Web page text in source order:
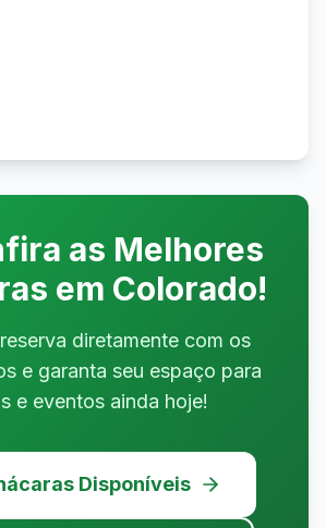
as Melhores
em Colorado!
diretamente com os
e garanta seu espaço para
e eventos ainda hoje!
Disponíveis